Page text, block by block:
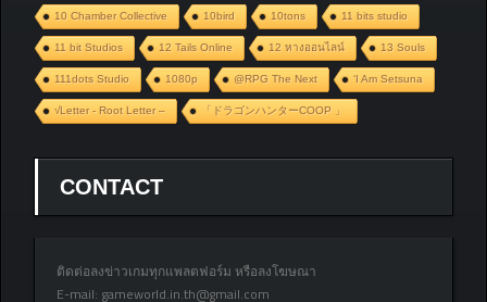
10 Chamber Collective 10bird 10tons 11 bits studio
11 bit Studios 12 Tails Online 12 หางออนไลน์ 13 Souls
111dots Studio 1080p @RPG The Next ‘I Am Setsuna
√Letter - Root Letter – 「ドラゴンハンターCOOP 」
CONTACT
ติดต่อลงข่าวเกมทุกแพลตฟอร์ม หรือลงโฆษณา
E-mail: gameworld.in.th@gmail.com